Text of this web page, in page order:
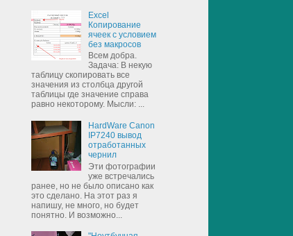
Excel
Копирование
ячеек с условием
без макросов
Всем добра.
Задача: В некую
таблицу скопировать все
значения из столбца другой
таблицы где значение справа
равно некоторому. Мысли: ...
HardWare Canon
IP7240 вывод
отработанных
чернил
Эти фотографии
уже встречались
ранее, но не было описано как
это сделано. На этот раз я
напишу, не много, но будет
понятно. И возможно...